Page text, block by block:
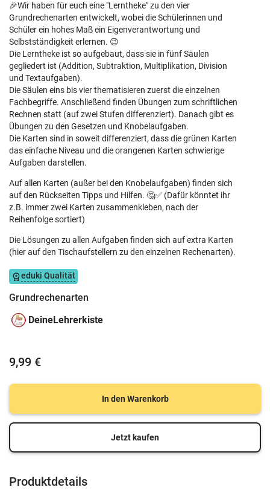
🎉Wir haben für euch eine "Lerntheke" zu den vier
Grundrechenarten entwickelt, wobei die Schülerinnen und
Schüler ein hohes Maß ein Eigenverantwortung und
Selbstständigkeit erlernen. 😉
Die Lerntheke ist so aufgebaut, dass sie in fünf Säulen
gegliedert ist (Addition, Subtraktion, Multiplikation, Division
und Textaufgaben).
Die Säulen eins bis vier thematisieren zuerst die einzelnen
Fachbegriffe. Anschließend finden Übungen zum schriftlichen
Rechnen statt (auf zwei Stufen differenziert). Danach gibt es
Übungen zu den Gesetzen und Knobelaufgaben.
Die Karten sind in soweit differenziert, dass die grünen Karten
das einfache Niveau und die orangenen Karten schwierige
Aufgaben darstellen.
Auf allen Karten (außer bei den Knobelaufgaben) finden sich
auf den Rückseiten Tipps und Hilfen. 🤔✅ (Dafür könntet ihr
z.B. immer zwei Karten zusammenkleben, nach der
Reihenfolge sortiert)
Die Lösungen zu allen Aufgaben finden sich auf extra Karten
(hier auf den Tischaufstellern zu den einzelnen Rechenarten).
eduki Qualität
Grundrechenarten
DeineLehrerkiste
9,99 €
In den Warenkorb
Jetzt kaufen
Produktdetails